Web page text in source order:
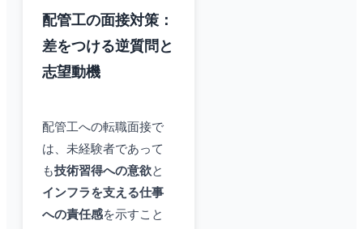
配管工の面接対策：
差をつける逆質問と
志望動機
配管工への転職面接で
は、未経験者であって
も技術習得への意欲と
インフラを支える仕事
への責任感を示すこと